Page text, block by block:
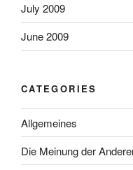
July 2009
June 2009
CATEGORIES
Allgemeines
Die Meinung der